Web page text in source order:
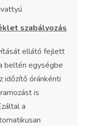
szabályozás
ellátó fejlett
beltéri egységbe
időzítő óránkénti
is
a